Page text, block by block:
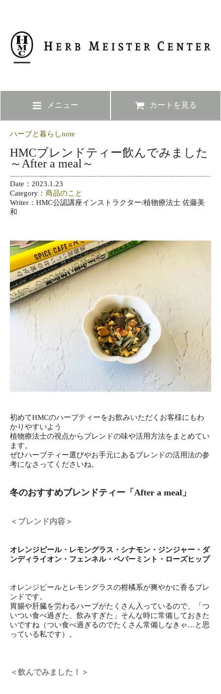
メニュー カートを見る
ハーブと暮らしnote
HMCブレンドティー飲んでみました
～After a meal～
Date：2023.1.23
Category： 商品のこと
Writer：HMC公認講座インストラクター/植物療法士 佐藤美
和
初めてHMCのハーブティーをお飲みいただくお客様にもわ
かりやすいよう
植物療法士の視点からブレンドの味や活用方法をまとめてい
ます。
ぜひハーブティー選びやお手元にあるブレンドの活用法の参
考になさってくださいね。
冬のおすすめブレンドティー「After a meal」
＜ブレンド内容＞
オレンジピール・レモングラス・シナモン・ジンジャー・ダ
ンディライオン・フェンネル・ペパーミント・ローズヒップ
オレンジピールとレモングラスの柑橘系が爽やかに香るブレ
ンドです。
胃腸や肝臓を労わるハーブがたくさん入っているので、「つ
いつい食べ過ぎた、飲みすぎた」そんな時に常備しておきた
いですね（つい食べ過ぎるのでたくさん常備しなきゃ…と思
っている私です）。
＜飲んでみました！＞